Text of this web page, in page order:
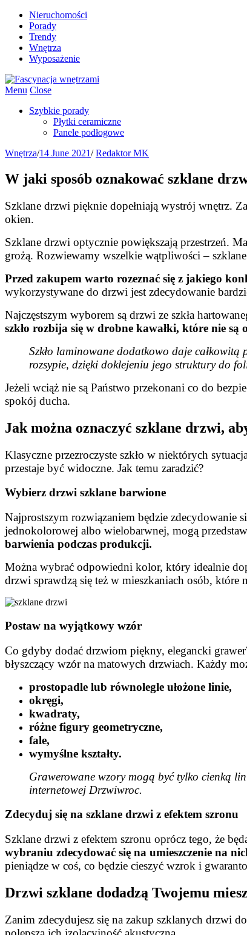
Nieruchomości
Porady
Trendy
Wnętrza
Wyposażenie
Menu Close
Szybkie porady
Płytki ceramiczne
Panele podłogowe
Wnętrza/14 June 2021/ Redaktor MK
W jaki sposób oznakować szklane
Szklane drzwi pięknie dopełniają wystrój wnętrz.
okien.
Szklane drzwi optycznie powiększają przestrzeń.
grożą. Rozwiewamy wszelkie wątpliwości –
Przed zakupem warto rozeznać się z jakiego
wykorzystywane do drzwi jest zdecydowanie
Najczęstszym wyborem są drzwi ze szkła
szkło rozbija się w drobne kawałki, które nie są
Szkło laminowane dodatkowo daje całkowitą
rozsypie, dzięki doklejeniu jego struktury do
Jeżeli wciąż nie są Państwo przekonani co do
spokój ducha.
Jak można oznaczyć szklane drzwi,
Klasyczne przezroczyste szkło w niektórych
przestaje być widoczne. Jak temu zaradzić?
Wybierz drzwi szklane barwione
Najprostszym rozwiązaniem będzie
jednokolorowej albo wielobarwnej, mogą
barwienia podczas produkcji.
Można wybrać odpowiedni kolor, który idealnie
drzwi sprawdzą się też w mieszkaniach osób, które
Postaw na wyjątkowy wzór
Co gdyby dodać drzwiom piękny, elegancki
błyszczący wzór na matowych drzwiach. Każdy
prostopadle lub równolegle ułożone linie,
okręgi,
kwadraty,
różne figury geometryczne,
fale,
wymyślne kształty.
Grawerowane wzory mogą być tylko cienką
internetowej Drzwiwroc.
Zdecyduj się na szklane drzwi z efektem szronu
Szklane drzwi z efektem szronu oprócz tego, że
wybraniu zdecydować się na umieszczenie na
pieniądze w coś, co będzie cieszyć wzrok i
Drzwi szklane dodadzą Twojemu
Zanim zdecydujesz się na zakup szklanych drzwi